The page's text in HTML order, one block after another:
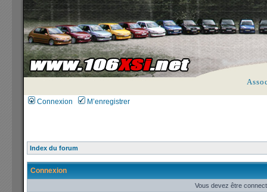
Connexion M’enregistrer
Index du forum
Connexion
Vous devez être